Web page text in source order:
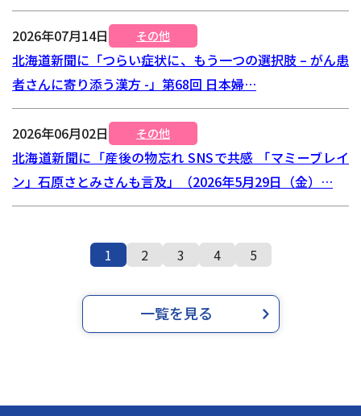
2026年07月14日 その他
北海道新聞に「つらい症状に、もう一つの選択肢 – がん患
者さんに寄り添う漢方 -」第68回 日本婦…
2026年06月02日 その他
北海道新聞に「産後の物忘れ SNSで共感 「マミーブレイ
ン」石原さとみさんも言及」（2026年5月29日（金）…
1 2 3 4 5
一覧を見る